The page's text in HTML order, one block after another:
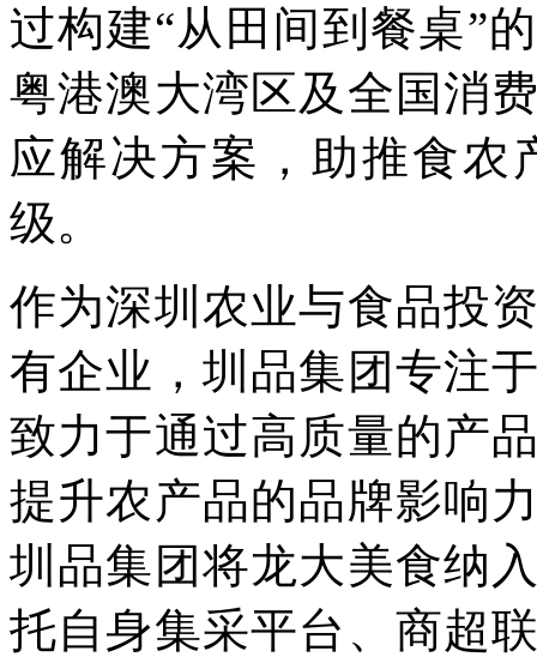
过构建“从田间到餐桌”
粤港澳大湾区及全国消
应解决方案，助推食农
级。
作为深圳农业与食品投
有企业，圳品集团专注
致力于通过高质量的产
提升农产品的品牌影响
圳品集团将龙大美食纳
托自身集采平台、商超